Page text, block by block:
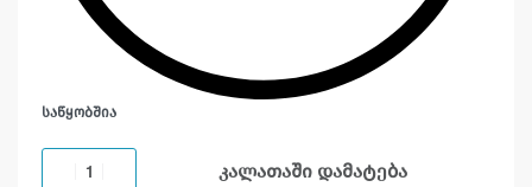
ᲡᲐᲬᲧᲝᲑᲨᲘᲐ
კალათაში დამატება